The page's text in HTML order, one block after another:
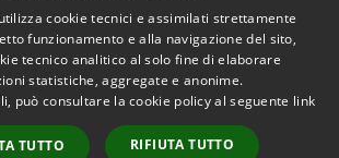
Copyright © 2023
•Comune di Massa
Lubrense • Powered
cookie tecnici e assimilati strettamente
funzionamento e alla navigazione del sito,
tecnico analitico al solo fine di elaborare
statistiche, aggregate e anonime.
può consultare la cookie policy al seguente link
TUTTO RIFIUTA TUTTO